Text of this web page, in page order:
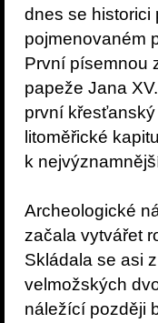
dnes se historici
pojmenovaném
První písemnou
papeže Jana
první
litoměřické
k
Archeologické
začala vytvářet
Skládala se asi
velmožských
náležící později